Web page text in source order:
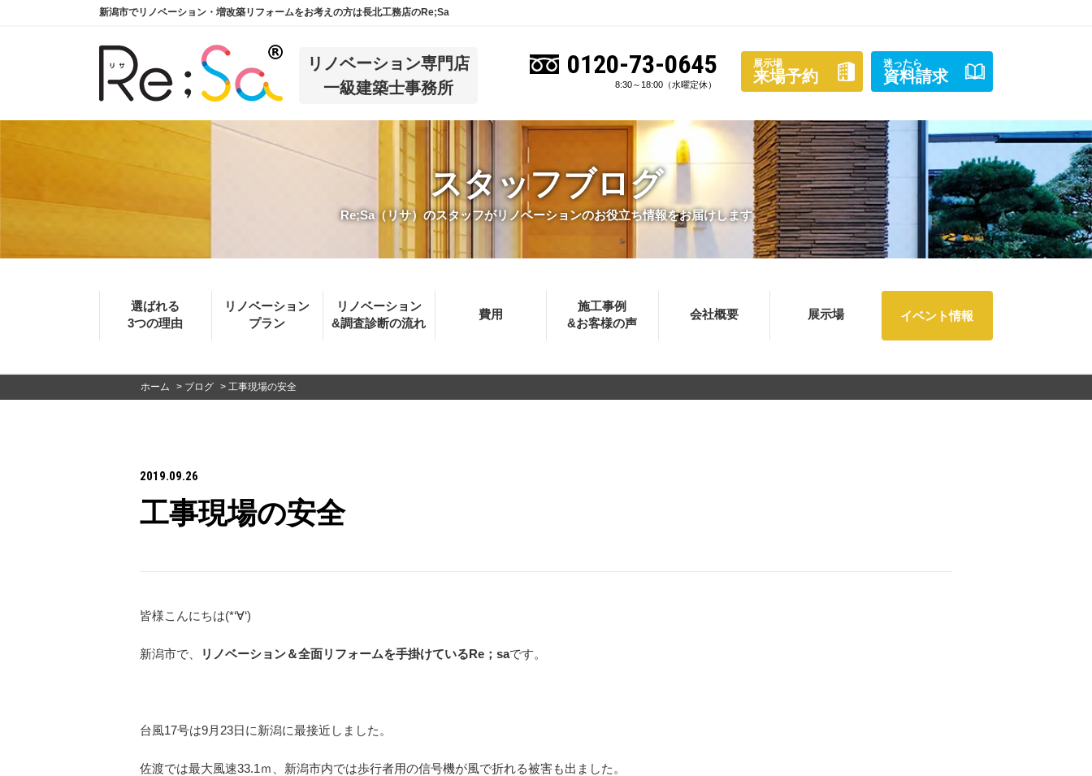
新潟市でリノベーション・増改築リフォームをお考えの方は長北工務店のRe;Sa
リノベーション専門店
一級建築士事務所
0120-73-0645
8:30～18:00（水曜定休）
展示場
来場予約
迷ったら
資料請求
スタッフブログ
Re;Sa（リサ）のスタッフがリノベーションのお役立ち情報をお届けします
選ばれる
3つの理由
リノベーション
プラン
リノベーション
&調査診断の流れ
費用
施工事例
&お客様の声
会社概要 展示場 イベント情報
ホーム > ブログ > 工事現場の安全
2019.09.26
工事現場の安全
皆様こんにちは(*‘∀‘)
新潟市で、 リノベーション＆全面リフォームを手掛けているRe；saです。
台風17号は9月23日に新潟に最接近しました。
佐渡では最大風速33.1ｍ、新潟市内では歩行者用の信号機が風で折れる被害も出ました。